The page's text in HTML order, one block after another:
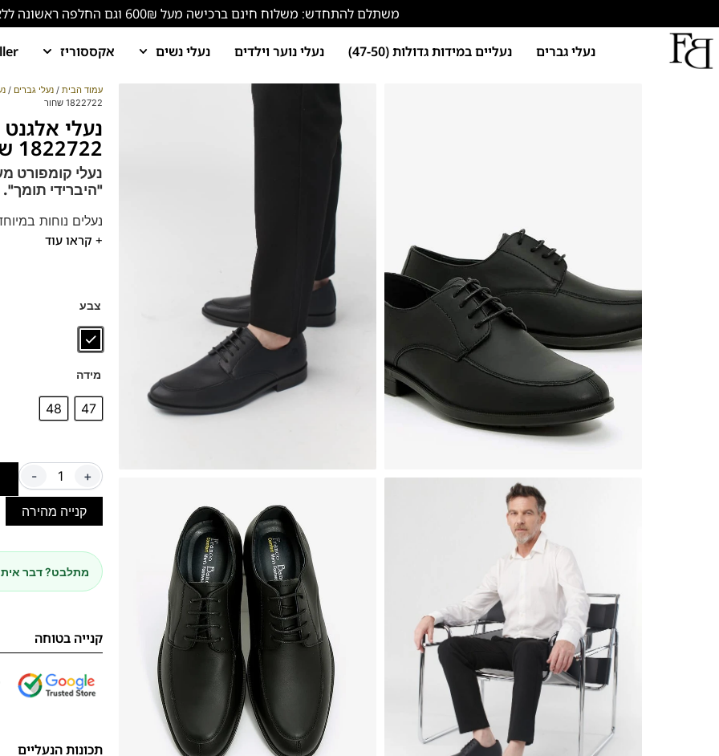
משתלם להתחדש: משלוח חינם ברכישה מעל 600₪ וגם החלפה ראשונה ללא עלות!
נעלי גברים נעליים במידות גדולות (47-50) נעלי נוער וילדים נעלי נשים אקססוריז
עמוד הבית / נעלי גברים /
1822722 שחור
נעלי
1822722 שחור
נעלי קומפורט
"היברידי תומך".
נעלים נוחות
הנעליים עשויות
+ קראו עוד
צבע
מידה
47
48
- +
קנייה מהירה
מתלבט? דבר
קנייה בטוחה
תכונות הנעליים